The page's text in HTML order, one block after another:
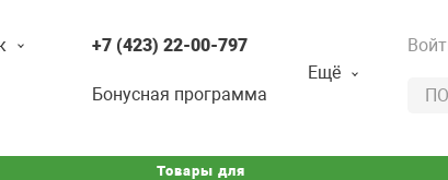
+7 (423) 22-00-797
Бонусная программа
Ещё
Товары для